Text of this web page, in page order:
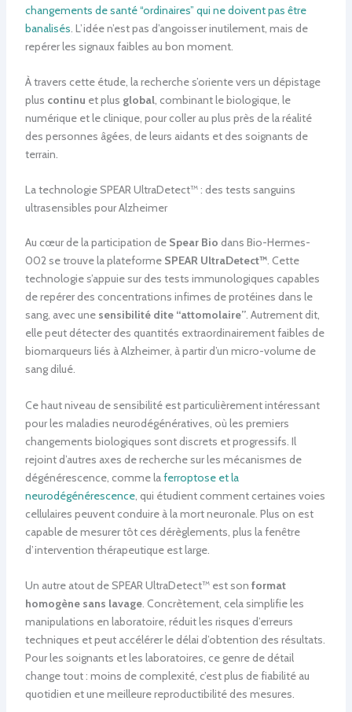
changements de santé “ordinaires” qui ne doivent pas être
banalisés . L’idée n’est pas d’angoisser inutilement, mais de
repérer les signaux faibles au bon moment.
À travers cette étude, la recherche s’oriente vers un dépistage
plus continu et plus global, combinant le biologique, le
numérique et le clinique, pour coller au plus près de la réalité
des personnes âgées, de leurs aidants et des soignants de
terrain.
La technologie SPEAR UltraDetect™ : des tests sanguins
ultrasensibles pour Alzheimer
Au cœur de la participation de Spear Bio dans Bio-Hermes-
002 se trouve la plateforme SPEAR UltraDetect™. Cette
technologie s’appuie sur des tests immunologiques capables
de repérer des concentrations infimes de protéines dans le
sang, avec une sensibilité dite “attomolaire”. Autrement dit,
elle peut détecter des quantités extraordinairement faibles de
biomarqueurs liés à Alzheimer, à partir d’un micro-volume de
sang dilué.
Ce haut niveau de sensibilité est particulièrement intéressant
pour les maladies neurodégénératives, où les premiers
changements biologiques sont discrets et progressifs. Il
rejoint d’autres axes de recherche sur les mécanismes de
dégénérescence, comme laferroptose et la
neurodégénérescence, qui étudient comment certaines voies
cellulaires peuvent conduire à la mort neuronale. Plus on est
capable de mesurer tôt ces dérèglements, plus la fenêtre
d’intervention thérapeutique est large.
Un autre atout de SPEAR UltraDetect™ est son format
homogène sans lavage. Concrètement, cela simplifie les
manipulations en laboratoire, réduit les risques d’erreurs
techniques et peut accélérer le délai d’obtention des résultats.
Pour les soignants et les laboratoires, ce genre de détail
change tout : moins de complexité, c’est plus de fiabilité au
quotidien et une meilleure reproductibilité des mesures.